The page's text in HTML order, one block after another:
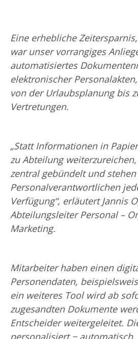
Eine erhebliche
war unser vorrangiges
automatisiertes
elektronischer
von der Urlaubsplanung bis
Vertretungen.
„Statt Informationen in
zu Abteilung
zentral gebündelt und stehen
Personalverantwortlichen
Verfügung“, erläutert Jannis
Abteilungsleiter Personal –
Marketing.
Mitarbeiter haben einen
Personendaten,
ein weiteres Tool wird ab
zugesandten Dokumente
Entscheider weitergeleitet.